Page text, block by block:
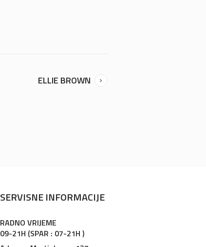
ELLIE BROWN
SERVISNE INFORMACIJE
RADNO VRIJEME
09-21H (SPAR : 07-21H )